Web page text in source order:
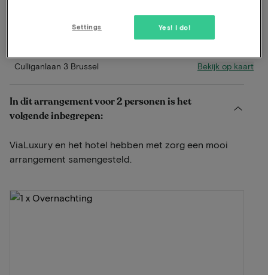
7 Min. rijafstand van Brussels Airport
Culliganlaan 3 Brussel Bekijk op kaart
In dit arrangement voor 2 personen is het
volgende inbegrepen:
ViaLuxury en het hotel hebben met zorg een mooi
arrangement samengesteld.
Yes! I do!
Settings